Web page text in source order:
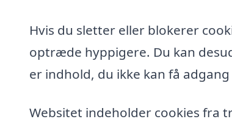
Hvis du sletter eller blokerer
optræde hyppigere. Du kan
er indhold, du ikke kan få
Websitet indeholder cookies fra